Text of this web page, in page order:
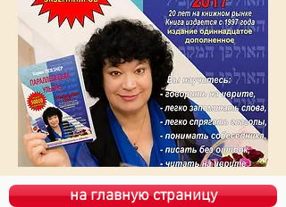
на главную страницу